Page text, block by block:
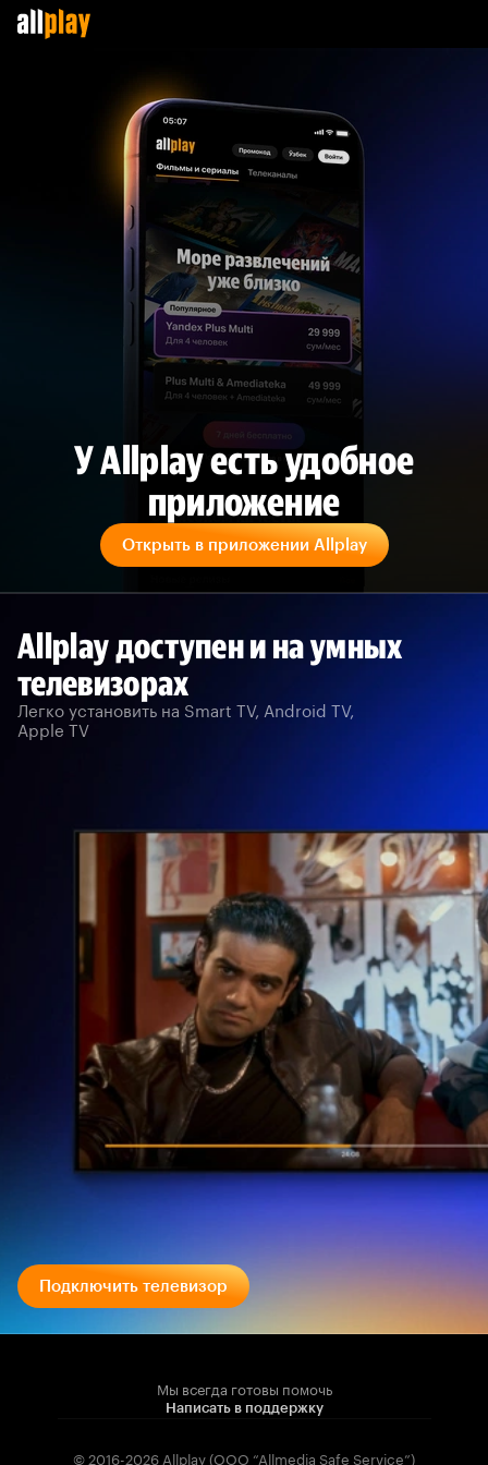
У Allplay есть удобное
приложение
Открыть в приложении Allplay
Allplay доступен и на умных
телевизорах
Легко установить на Smart TV, Android TV,
Apple TV
Подключить телевизор
Мы всегда готовы помочь
Написать в поддержку
© 2016-2026 Allplay (OOO “Allmedia Safe Service”)